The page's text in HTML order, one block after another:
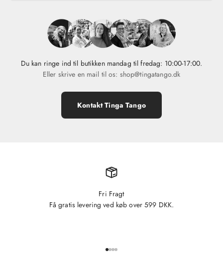
Du kan ringe ind til butikken mandag til fredag: 10:00-17:00.
Eller skrive en mail til os: shop@tingatango.dk
Kontakt Tinga Tango
Fri Fragt
Få gratis levering ved køb over 599 DKK.
Gå til element 1
Gå til element 2
Gå til element 3
Gå til element 4